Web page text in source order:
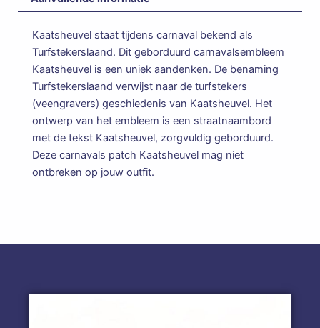
Kaatsheuvel staat tijdens carnaval bekend als
Turfstekerslaand. Dit geborduurd carnavalsembleem
Kaatsheuvel is een uniek aandenken. De benaming
Turfstekerslaand verwijst naar de turfstekers
(veengravers) geschiedenis van Kaatsheuvel. Het
ontwerp van het embleem is een straatnaambord
met de tekst Kaatsheuvel, zorgvuldig geborduurd.
Deze carnavals patch Kaatsheuvel mag niet
ontbreken op jouw outfit.